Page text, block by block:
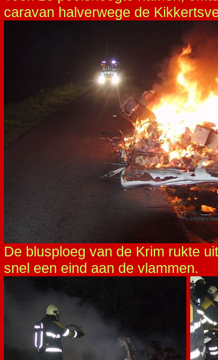
caravan halverwege de
De blusploeg van de Krim rukte
snel een eind aan de vlammen.